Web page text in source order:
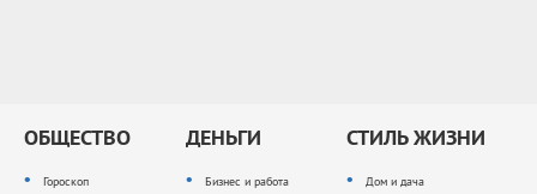
ОБЩЕСТВО
Гороскоп
ДЕНЬГИ
Бизнес и работа
СТИЛЬ ЖИЗНИ
Дом и дача